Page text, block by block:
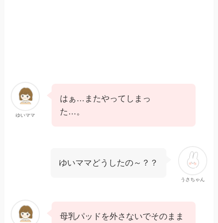
ゆいママ
はぁ…またやってしまっ
た…。
うさちゃん
ゆいママどうしたの～？？
母乳パッドを外さないでそのまま